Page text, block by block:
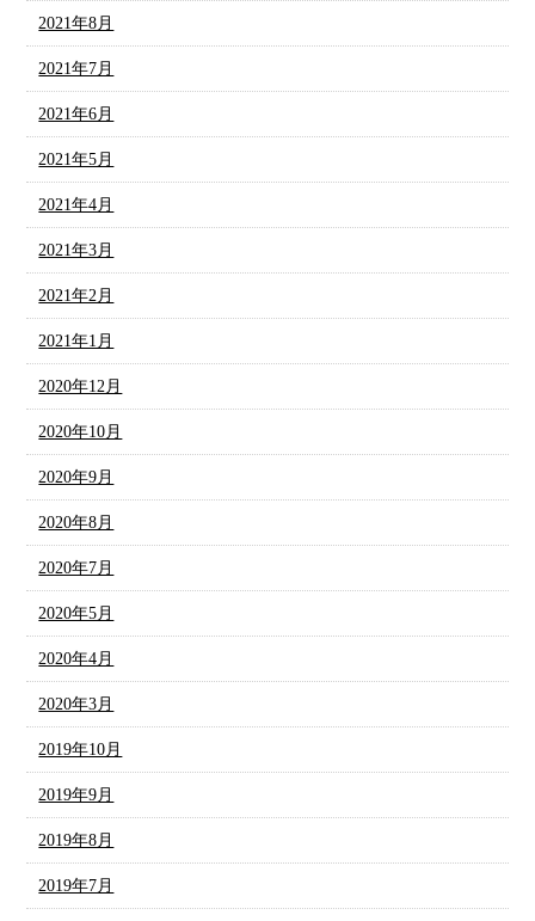
2021年8月
2021年7月
2021年6月
2021年5月
2021年4月
2021年3月
2021年2月
2021年1月
2020年12月
2020年10月
2020年9月
2020年8月
2020年7月
2020年5月
2020年4月
2020年3月
2019年10月
2019年9月
2019年8月
2019年7月